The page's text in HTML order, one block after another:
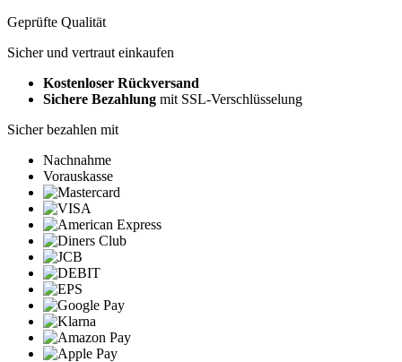
Geprüfte Qualität
Sicher und vertraut einkaufen
Kostenloser Rückversand
Sichere Bezahlung mit SSL-Verschlüsselung
Sicher bezahlen mit
Nachnahme
Vorauskasse